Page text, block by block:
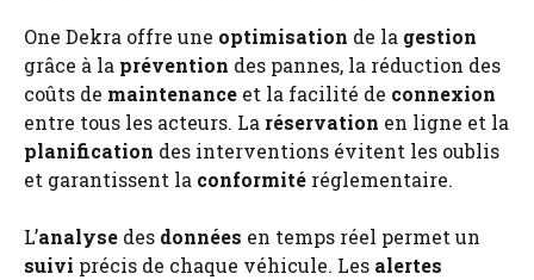
One Dekra offre une optimisation de la gestion
grâce à la prévention des pannes, la réduction des
coûts de maintenance et la facilité de connexion
entre tous les acteurs. La réservation en ligne et la
planification des interventions évitent les oublis
et garantissent la conformité réglementaire.
L’analyse des données en temps réel permet un
suivi précis de chaque véhicule. Les alertes